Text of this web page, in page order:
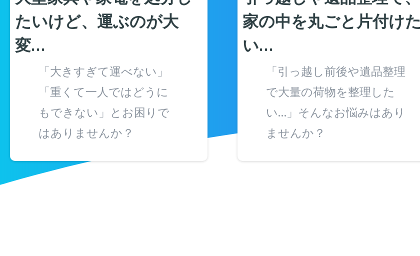
たいけど、運ぶのが大
変…
「大きすぎて運べない」
「重くて一人ではどうに
もできない」とお困りで
はありませんか？
家の中を丸ごと片付けた
い…
「引っ越し前後や遺品整理
で大量の荷物を整理した
い…」そんなお悩みはあり
ませんか？